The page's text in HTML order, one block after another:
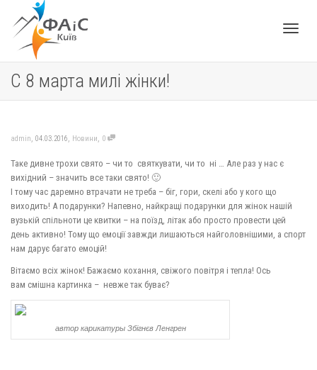
С 8 марта милі жінки!
admin, 04.03.2016, Новини, 0
Таке дивне трохи свято – чи то святкувати, чи то нi … Але раз у нас є
вихідний – значить все таки свято! 🙂
І тому час даремно втрачати не треба – біг, гори, скелі або у кого що
виходить! А подарунки? Напевно, найкращі подарунки для жінок нашій
вузькій спільноти це квитки – на поїзд, літак або просто провести цей
день активно! Тому що емоції завжди лишаються найголовнішими, а спорт
нам дарує багато емоцій!
Вітаємо всіх жінок! Бажаємо кохання, свіжого повітря і тепла! Ось
вам смішна картинка – невже так буває?
автор карикатуры Збігнєв Ленгрен